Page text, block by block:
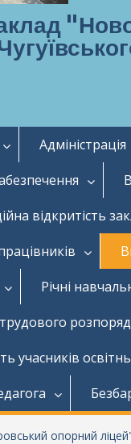
Адміністрація
відкритість
Річні
учасників
опорний